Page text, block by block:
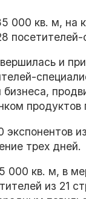
000 кв. м, на
и
продуктов
экспонентов
трех дней.
000 кв. м, в
из